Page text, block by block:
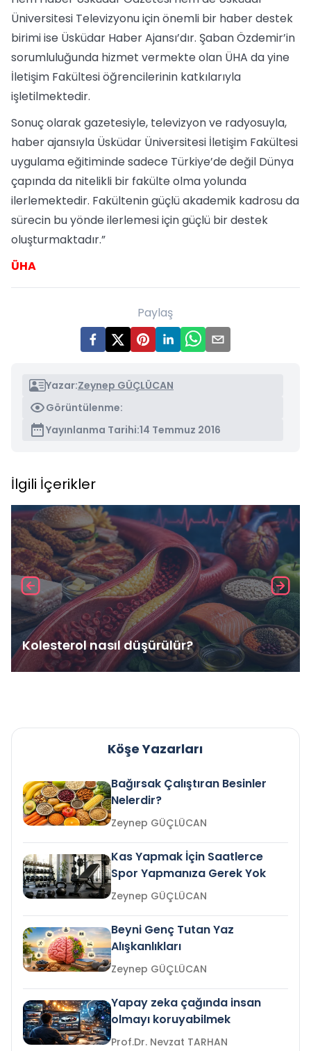
Üniversitesi Televizyonu için önemli bir haber destek
birimi ise Üsküdar Haber Ajansı’dır. Şaban Özdemir’in
sorumluluğunda hizmet vermekte olan ÜHA da yine
İletişim Fakültesi öğrencilerinin katkılarıyla
işletilmektedir.
Sonuç olarak gazetesiyle, televizyon ve radyosuyla,
haber ajansıyla Üsküdar Üniversitesi İletişim Fakültesi
uygulama eğitiminde sadece Türkiye’de değil Dünya
çapında da nitelikli bir fakülte olma yolunda
ilerlemektedir. Fakültenin güçlü akademik kadrosu da
sürecin bu yönde ilerlemesi için güçlü bir destek
oluşturmaktadır.”
ÜHA
Paylaş
Yazar:Zeynep GÜÇLÜCAN
Görüntülenme:
Yayınlanma Tarihi:14 Temmuz 2016
İlgili İçerikler
Kolesterol nasıl düşürülür?
Köşe Yazarları
Bağırsak Çalıştıran Besinler
Nelerdir?
Zeynep GÜÇLÜCAN
Kas Yapmak İçin Saatlerce
Spor Yapmanıza Gerek Yok
Zeynep GÜÇLÜCAN
Beyni Genç Tutan Yaz
Alışkanlıkları
Zeynep GÜÇLÜCAN
Yapay zeka çağında insan
olmayı koruyabilmek
Prof.Dr. Nevzat TARHAN